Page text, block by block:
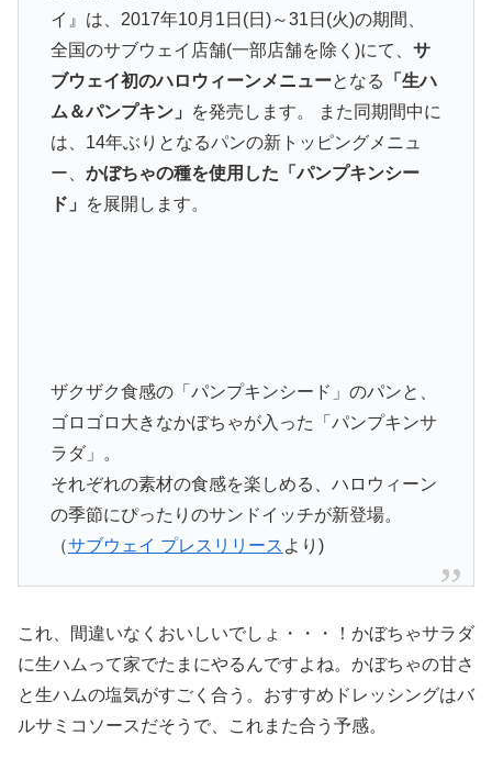
イ』は、2017年10月1日(日)～31日(火)の期間、
全国のサブウェイ店舗(一部店舗を除く)にて、 サ
ブウェイ初のハロウィーンメニューとなる
「生ハ
ム＆パンプキン」
を発売します。 また同期間中に
は、14年ぶりとなるパンの新トッピングメニュ
ー、 かぼちゃの種を使用した「パンプキンシー
ド」
を展開します。
ザクザク食感の「パンプキンシード」のパンと、
ゴロゴロ大きなかぼちゃが入った「パンプキンサ
ラダ」。
それぞれの素材の食感を楽しめる、ハロウィーン
の季節にぴったりのサンドイッチが新登場。
（サブウェイ プレスリリース より)
これ、間違いなくおいしいでしょ・・・！かぼちゃサラダ
に生ハムって家でたまにやるんですよね。かぼちゃの甘さ
と生ハムの塩気がすごく合う。おすすめドレッシングはバ
ルサミコソースだそうで、これまた合う予感。